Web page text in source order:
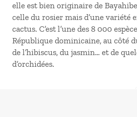
elle est bien originaire de
celle du rosier mais d’une variété
cactus. C’est l’une des 8 000
République dominicaine, au côté
de l’hibiscus, du jasmin… et de
d’orchidées.